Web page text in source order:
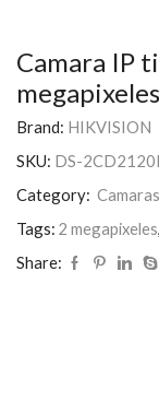
Camara IP
Brand: HIKVISION
SKU: DS-
Category:
Tags: 2 megapixeles,
Share: